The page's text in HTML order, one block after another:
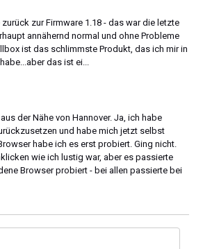
zur Firmware 1.18 - das war die letzte
annähernd normal und ohne Probleme
ist das schlimmste Produkt, das ich mir in
das ist ei...
der Nähe von Hannover. Ja, ich habe
und habe mich jetzt selbst
habe ich es erst probiert. Ging nicht.
wie ich lustig war, aber es passierte
Browser probiert - bei allen passierte bei